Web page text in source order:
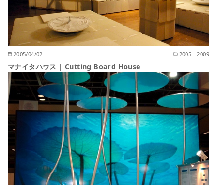
2005/04/02 2005 - 2009
マナイタハウス | Cutting Board House